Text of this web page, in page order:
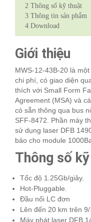
2 Thông số kỹ thuật
3 Thông tin sản phẩm
4 Download
Giới thiệu
MWS-12-43B-20 là
chi phí, có giao diện
thích với Small Form
Agreement (MSA) và
có sẵn thông qua bus
SFF-8472. Phần máy
sử dụng laser DFB
bảo cho module
Thông số
Tốc độ 1.25Gb/giây.
Hot-Pluggable.
Đầu nối LC đơn
Lên đến 20 km trên 9/
Máy phát laser DFB